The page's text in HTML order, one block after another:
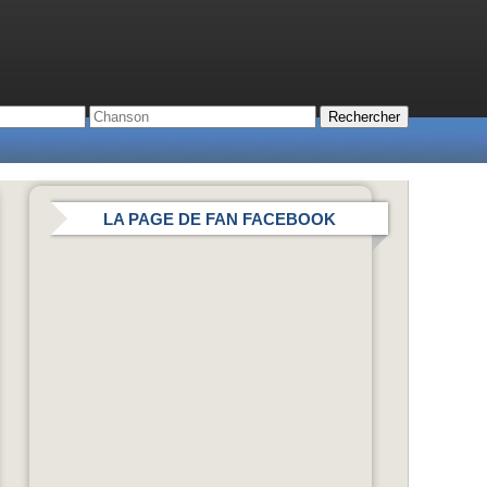
LA PAGE DE FAN FACEBOOK